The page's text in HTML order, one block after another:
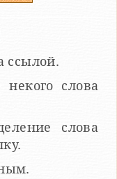
ссылой.
некого слова
слова